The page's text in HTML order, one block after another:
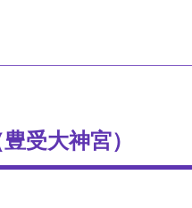
受大神宮）